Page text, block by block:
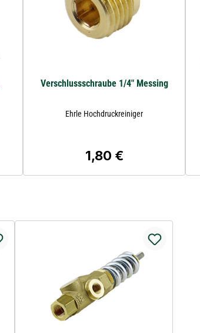
Verschlussschraube 1/4" Messing
Ehrle Hochdruckreiniger
Regulärer Preis:
1,80 €